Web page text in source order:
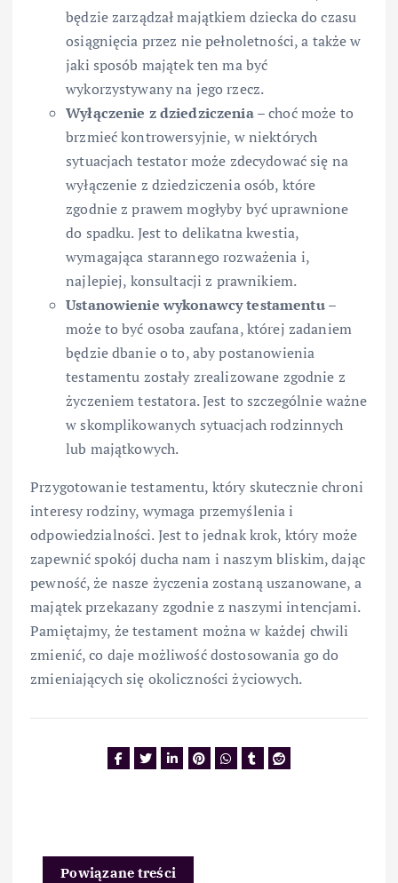
będzie zarządzał majątkiem dziecka do czasu
osiągnięcia przez nie pełnoletności, a także w
jaki sposób majątek ten ma być
wykorzystywany na jego rzecz.
Wyłączenie z dziedziczenia– choć może to
brzmieć kontrowersyjnie, w niektórych
sytuacjach testator może zdecydować się na
wyłączenie z dziedziczenia osób, które
zgodnie z prawem mogłyby być uprawnione
do spadku. Jest to delikatna kwestia,
wymagająca starannego rozważenia i,
najlepiej, konsultacji z prawnikiem.
Ustanowienie wykonawcy testamentu–
może to być osoba zaufana, której zadaniem
będzie dbanie o to, aby postanowienia
testamentu zostały zrealizowane zgodnie z
życzeniem testatora. Jest to szczególnie ważne
w skomplikowanych sytuacjach rodzinnych
lub majątkowych.
Przygotowanie testamentu, który skutecznie chroni
interesy rodziny, wymaga przemyślenia i
odpowiedzialności. Jest to jednak krok, który może
zapewnić spokój ducha nam i naszym bliskim, dając
pewność, że nasze życzenia zostaną uszanowane, a
majątek przekazany zgodnie z naszymi intencjami.
Pamiętajmy, że testament można w każdej chwili
zmienić, co daje możliwość dostosowania go do
zmieniających się okoliczności życiowych.
Powiązane treści